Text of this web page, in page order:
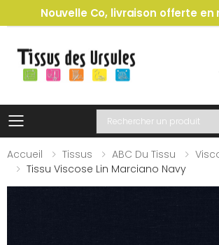
Nouvelle Co, livraison offerte
Toggle mobile menu
Recherche
Accueil
Tissus ABC Du Tissu
Tissu Viscose Lin Marciano Navy